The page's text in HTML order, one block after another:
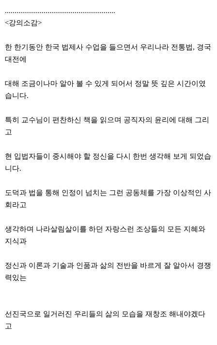
.........................................................
<강의소감>
한 한기동안 한국 법제사 수업을 들으면서 우리나라 전통법, 경국
대전에
대해 조금이나마 알아 볼 수 있게 되어서 정말 뜻 깊은 시간이였
습니다.
특히 교수님이 편찬하신 책을 읽으며 공직자의 윤리에 대해 그리
고
현 입법자들이 중시해야 할 정신을 다시 한번 생각해 보게 되었습
니다.
도덕과 법을 통해 인정이 넘치는 그런 공동체를 가장 이상적인 사
회라고
생각하며 나라살림살이를 하던 자랑스런 조상들의 모든 지혜와
지식과
정신과 이론과 기술과 인품과 삶의 전반을 바르게 잘 알아서 경쟁
력있는
선진국으로 일거러진 우리들의 삶의 모습을 재창조 해내야겠다
고